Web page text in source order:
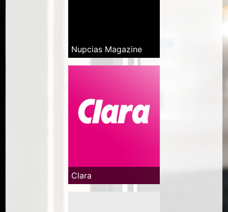
Nupcias Magazine
Clara